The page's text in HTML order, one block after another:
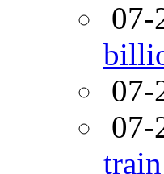
07-
07-
07-